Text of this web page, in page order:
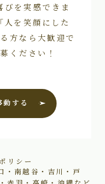
びを実感できま
人を笑顔にした
方なら大歓迎で
ください！
動する
リシー
・南越谷・吉川・戸